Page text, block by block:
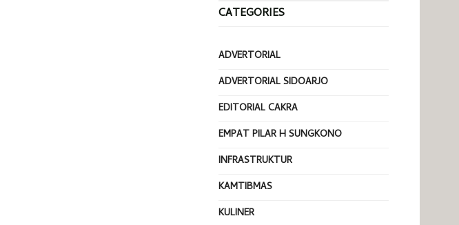
CATEGORIES
ADVERTORIAL
ADVERTORIAL SIDOARJO
EDITORIAL CAKRA
EMPAT PILAR H SUNGKONO
INFRASTRUKTUR
KAMTIBMAS
KULINER